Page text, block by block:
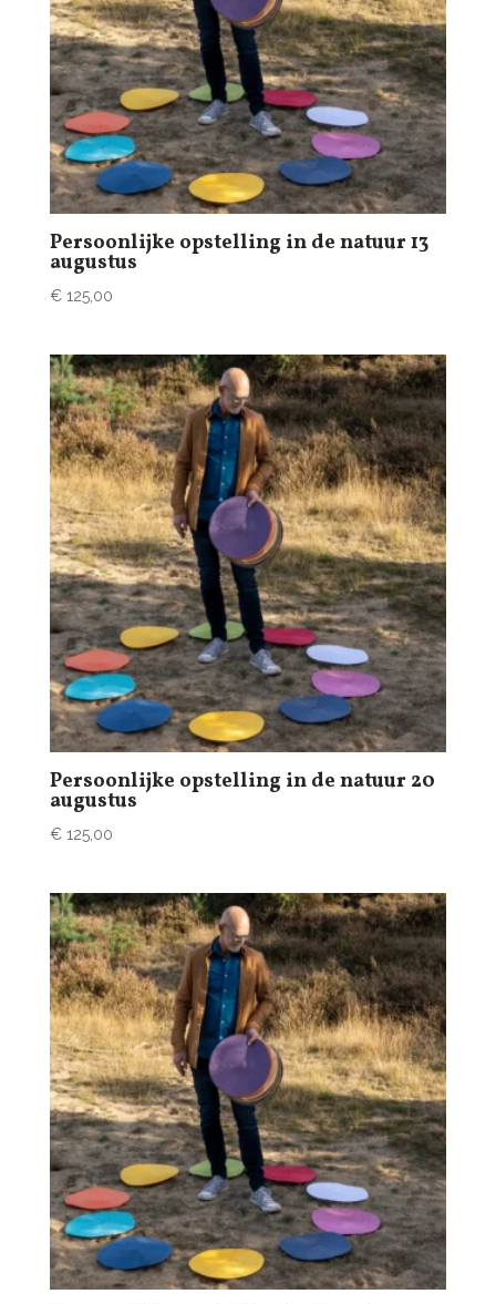
Persoonlijke opstelling in de natuur 13
augustus
€125,00
Persoonlijke opstelling in de natuur 20
augustus
€125,00